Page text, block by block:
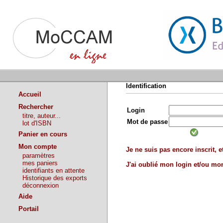
Accueil
Rechercher
titre, auteur...
lot d'ISBN
Panier en cours
Mon compte
paramètres
mes paniers
identifiants en attente
Historique des exports
déconnexion
Aide
Portail
Identification
Login
Mot de passe
Je ne suis pas encore inscrit,
J'ai oublié mon login et/ou